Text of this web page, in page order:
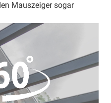
Mauszeiger sogar